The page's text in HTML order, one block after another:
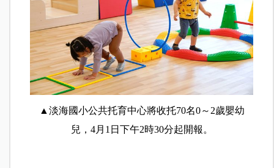
▲淡海國小公共托育中心將收托70名0～2歲嬰幼
兒，4月1日下午2時30分起開報。